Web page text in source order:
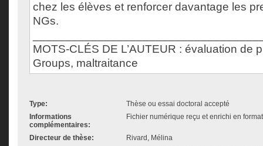
chez les élèves et renforcer davantage les
NGs.
MOTS-CLÉS DE L’AUTEUR : évaluation de
Groups, maltraitance
Type:
Thèse ou essai doctoral accepté
Informations
complémentaires:
Fichier numérique reçu et enrichi en
Directeur de thèse: Rivard, Mélina